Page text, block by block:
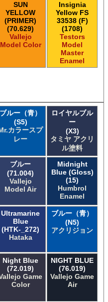
SUN
YELLOW
(PRIMER)
(70.629)
Vallejo
Model Color
Insignia
Yellow FS
33538 (F)
(1708)
Testors
Model
Master
Enamel
ブルー（青）
(S5)
カラースプ
レー
ロイヤルブル
ー
(X3)
タミヤ アクリ
ル塗料
ブルー
(71.004)
Vallejo
Model Air
Midnight
Blue (Gloss)
(15)
Humbrol
Enamel
Ultramarine
Blue
(HTK-_272)
Hataka
ブルー（青）
(N5)
アクリジョン
Night Blue
(72.019)
Game
Color
NIGHT BLUE
(76.019)
Vallejo Game
Air